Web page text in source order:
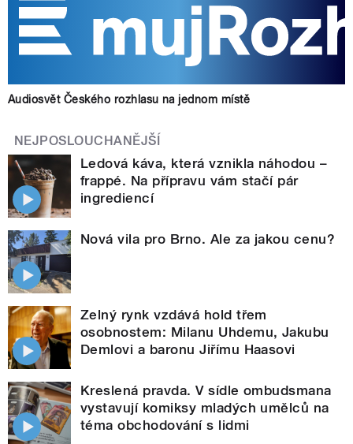
Audiosvět Českého rozhlasu na jednom místě
NEJPOSLOUCHANĚJŠÍ
Ledová káva, která vznikla náhodou –
frappé. Na přípravu vám stačí pár
ingrediencí
Nová vila pro Brno. Ale za jakou cenu?
Zelný rynk vzdává hold třem
osobnostem: Milanu Uhdemu, Jakubu
Demlovi a baronu Jiřímu Haasovi
Kreslená pravda. V sídle ombudsmana
vystavují komiksy mladých umělců na
téma obchodování s lidmi